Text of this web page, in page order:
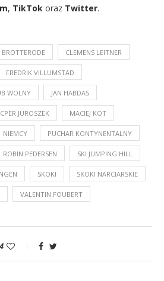
, TikTok oraz Twitter.
BROTTERODE CLEMENS LEITNER
FREDRIK VILLUMSTAD
WOLNY JAN HABDAS
JUROSZEK MACIEJ KOT
NIEMCY PUCHAR KONTYNENTALNY
ROBIN PEDERSEN SKI JUMPING HILL
SKOKI SKOKI NARCIARSKIE
VALENTIN FOUBERT
4